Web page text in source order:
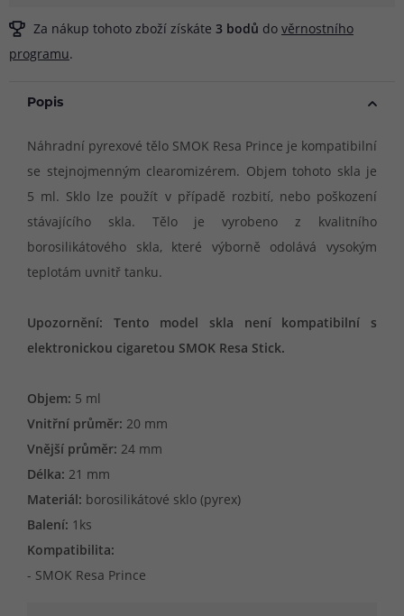
Za nákup tohoto zboží získáte 3 bodů do věrnostního
programu.
Popis
Náhradní pyrexové tělo SMOK Resa Prince je kompatibilní
se stejnojmenným clearomizérem. Objem tohoto skla je
5 ml. Sklo lze použít v případě rozbití, nebo poškození
stávajícího skla. Tělo je vyrobeno z kvalitního
borosilikátového skla, které výborně odolává vysokým
teplotám uvnitř tanku.
Upozornění: Tento model skla není kompatibilní s
elektronickou cigaretou SMOK Resa Stick.
Objem: 5 ml
Vnitřní průměr: 20 mm
Vnější průměr: 24 mm
Délka: 21 mm
Materiál: borosilikátové sklo (pyrex)
Balení: 1ks
Kompatibilita:
- SMOK Resa Prince